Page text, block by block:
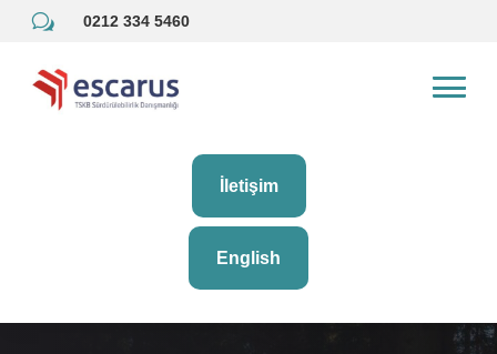
w 0212 334 5460
İletişim
English